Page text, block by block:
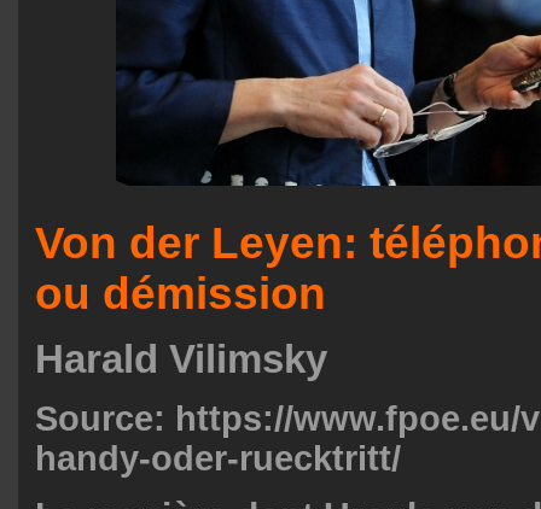
Von der Leyen:
ou démission
Harald Vilimsky
Source: https://www.fpoe.eu/
handy-oder-ruecktritt/